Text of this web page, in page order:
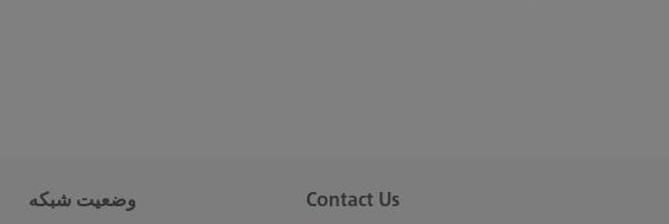
وضعیت شبکه
Contact Us